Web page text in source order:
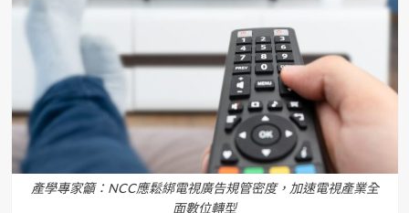
產學專家籲：NCC應鬆綁電視廣告規管密度，加速電視產業全
面數位轉型